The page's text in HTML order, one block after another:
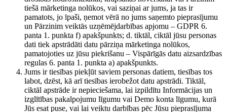
tiešā mārketinga nolūkos, vai saziņai ar jums, ja tas ir
pamatots, jo īpaši, ņemot vērā no jums saņemto pieprasījumu
un Pārzinim veiktās uzņēmējdarbības apjomu – GDPR 6.
panta 1. punkta f) apakšpunkts; d. tiktāl, ciktāl jūsu personas
dati tiek apstrādāti datu pārziņa mārketinga nolūkos,
pamatojoties uz jūsu piekrišanu – Vispārīgās datu aizsardzības
regulas 6. panta 1. punkta a) apakšpunkts.
Jums ir tiesības piekļūt saviem personas datiem, tiesības tos
labot, dzēst, kā arī tiesības ierobežot datu apstrādi. Tiktāl,
ciktāl apstrāde ir nepieciešama, lai izpildītu Informācijas un
izglītības pakalpojumu līgumu vai Demo konta līgumu, kurā
Jūs esat puse, vai lai veiktu darbības pēc Jūsu pieprasījuma